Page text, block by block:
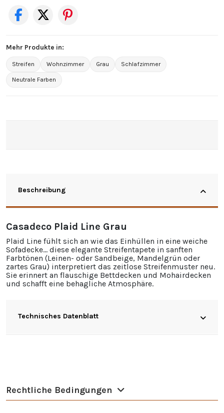
Mehr Produkte in:
Streifen Wohnzimmer Grau Schlafzimmer
Neutrale Farben
Beschreibung
Casadeco Plaid Line Grau
Plaid Line fühlt sich an wie das Einhüllen in eine weiche
Sofadecke… diese elegante Streifentapete in sanften
Farbtönen (Leinen- oder Sandbeige, Mandelgrün oder
zartes Grau) interpretiert das zeitlose Streifenmuster neu.
Sie erinnert an flauschige Bettdecken und Mohairdecken
und schafft eine behagliche Atmosphäre.
Technisches Datenblatt
Rechtliche Bedingungen